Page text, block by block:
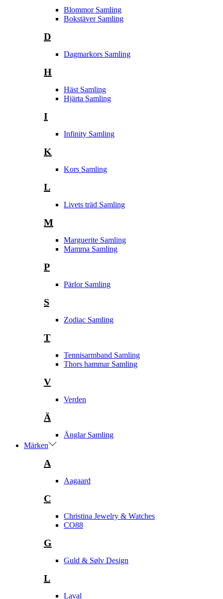
Blommor Samling
Bokstäver Samling
D
Dagmarkors Samling
H
Häst Samling
Hjärta Samling
I
Infinity Samling
K
Kors Samling
L
Livets träd Samling
M
Marguerite Samling
Mamma Samling
P
Pärlor Samling
S
Zodiac Samling
T
Tennisarmband Samling
Thors hammar Samling
V
Verden
Ä
Änglar Samling
Märken
A
Aagaard
C
Christina Jewelry & Watches
CO88
G
Guld & Sølv Design
L
Laval